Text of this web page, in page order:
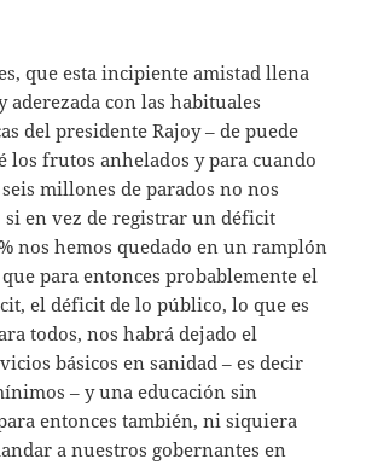
que esta incipiente amistad llena
aderezada con las habituales
del presidente Rajoy – de puede
los frutos anhelados y para cuando
millones de parados no nos
si en vez de registrar un déficit
nos hemos quedado en un ramplón
que para entonces probablemente el
el déficit de lo público, lo que es
todos, nos habrá dejado el
básicos en sanidad – es decir
– y una educación sin
entonces también, ni siquiera
a nuestros gobernantes en